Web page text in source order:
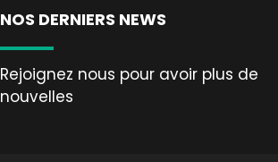
NOS DERNIERS NEWS
Rejoignez nous pour avoir plus de
nouvelles